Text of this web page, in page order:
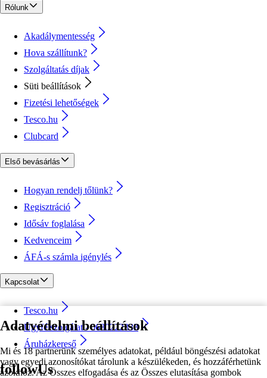
Adatvédelmi beállítások
Mi és 18 partnerünk személyes adatokat, például böngészési adatokat
vagy egyedi azonosítókat tárolunk a készülékeden, és hozzáférhetünk
azokhoz. Az Összes elfogadása és az Összes elutasítása gombok
Rólunk
Akadálymentesség
Hova szállítunk?
Szolgáltatás díjak
Süti beállítások
Fizetési lehetőségek
Tesco.hu
Clubcard
Első bevásárlás
Hogyan rendelj tőlünk?
Regisztráció
Idősáv foglalása
Kedvenceim
ÁFÁ-s számla igénylés
Kapcsolat
Tesco.hu
Ügyfélszolgálat - 0680222333
Áruházkereső
followUs